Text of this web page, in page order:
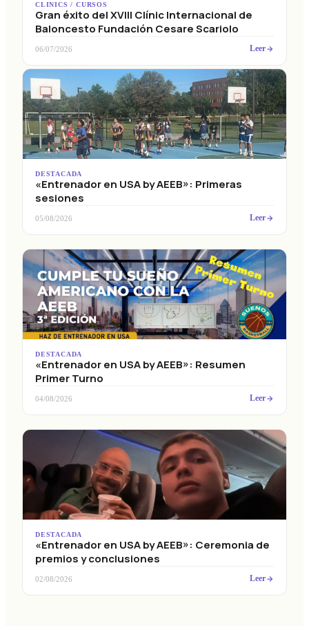
CLINICS / CURSOS
Gran éxito del XVIII Clínic Internacional de
Baloncesto Fundación Cesare Scariolo
06/07/2026 Leer
DESTACADA
«Entrenador en USA by AEEB»: Primeras
sesiones
05/08/2026 Leer
DESTACADA
«Entrenador en USA by AEEB»: Resumen
Primer Turno
04/08/2026 Leer
DESTACADA
«Entrenador en USA by AEEB»: Ceremonia de
premios y conclusiones
02/08/2026 Leer